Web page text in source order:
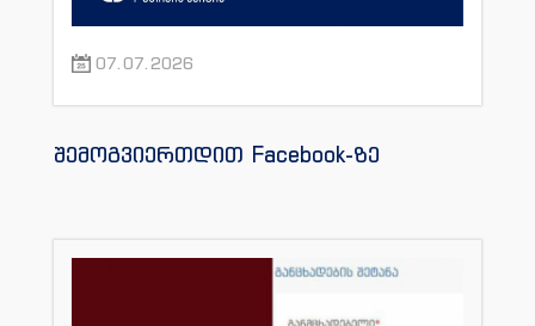
07.07.2026
შემოგვიერთდით Facebook-ზე